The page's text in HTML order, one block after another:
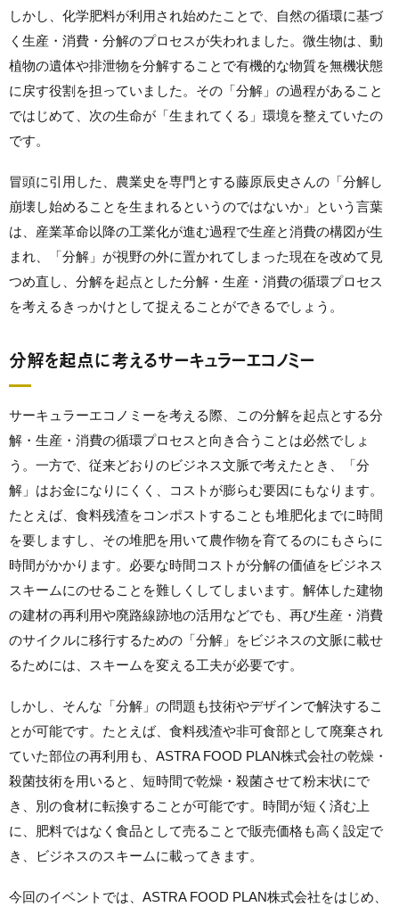
しかし、化学肥料が利用され始めたことで、自然の循環に基づ
く生産・消費・分解のプロセスが失われました。微生物は、動
植物の遺体や排泄物を分解することで有機的な物質を無機状態
に戻す役割を担っていました。その「分解」の過程があること
ではじめて、次の生命が「生まれてくる」環境を整えていたの
です。
冒頭に引用した、農業史を専門とする藤原辰史さんの「分解し
崩壊し始めることを生まれるというのではないか」という言葉
は、産業革命以降の工業化が進む過程で生産と消費の構図が生
まれ、「分解」が視野の外に置かれてしまった現在を改めて見
つめ直し、分解を起点とした分解・生産・消費の循環プロセス
を考えるきっかけとして捉えることができるでしょう。
分解を起点に考えるサーキュラーエコノミー
サーキュラーエコノミーを考える際、この分解を起点とする分
解・生産・消費の循環プロセスと向き合うことは必然でしょ
う。一方で、従来どおりのビジネス文脈で考えたとき、「分
解」はお金になりにくく、コストが膨らむ要因にもなります。
たとえば、食料残渣をコンポストすることも堆肥化までに時間
を要しますし、その堆肥を用いて農作物を育てるのにもさらに
時間がかかります。必要な時間コストが分解の価値をビジネス
スキームにのせることを難しくしてしまいます。解体した建物
の建材の再利用や廃路線跡地の活用などでも、再び生産・消費
のサイクルに移行するための「分解」をビジネスの文脈に載せ
るためには、スキームを変える工夫が必要です。
しかし、そんな「分解」の問題も技術やデザインで解決するこ
とが可能です。たとえば、食料残渣や非可食部として廃棄され
ていた部位の再利用も、ASTRA FOOD PLAN株式会社の乾燥・
殺菌技術を用いると、短時間で乾燥・殺菌させて粉末状にで
き、別の食材に転換することが可能です。時間が短く済む上
に、肥料ではなく食品として売ることで販売価格も高く設定で
き、ビジネスのスキームに載ってきます。
今回のイベントでは、ASTRA FOOD PLAN株式会社をはじめ、